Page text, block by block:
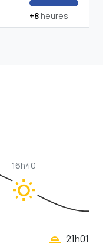
+8heures
wb_sunny
16h40
wb_twilight_2 21h01